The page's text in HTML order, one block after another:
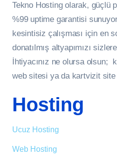
Tekno Hosting olarak, güçlü
%99 uptime garantisi
kesintisiz çalışması için en
donatılmış altyapımızı
İhtiyacınız ne olursa olsun;
web sitesi ya da kartvizit
Hosting
Ucuz Hosting
Web Hosting